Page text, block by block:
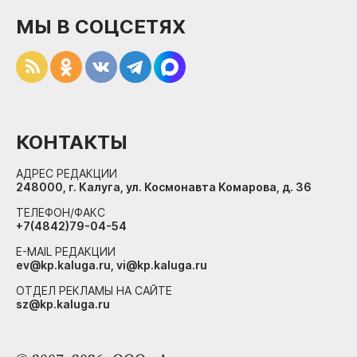
МЫ В СОЦСЕТЯХ
КОНТАКТЫ
АДРЕС РЕДАКЦИИ
248000, г. Калуга, ул. Космонавта Комарова, д. 36
ТЕЛЕФОН/ФАКС
+7(4842)79-04-54
E-MAIL РЕДАКЦИИ
ev@kp.kaluga.ru, vi@kp.kaluga.ru
ОТДЕЛ РЕКЛАМЫ НА САЙТЕ
sz@kp.kaluga.ru